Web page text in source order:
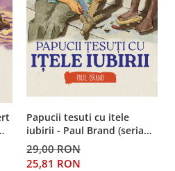
Papucii tesuti cu itele
iubirii - Paul Brand (seria
biografii)
29,00 RON
25,81 RON